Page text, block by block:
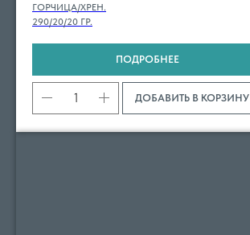
ГОРЧИЦА/ХРЕН.
290/20/20 ГР.
ПОДРОБНЕЕ
ДОБАВИТЬ В КОРЗИНУ